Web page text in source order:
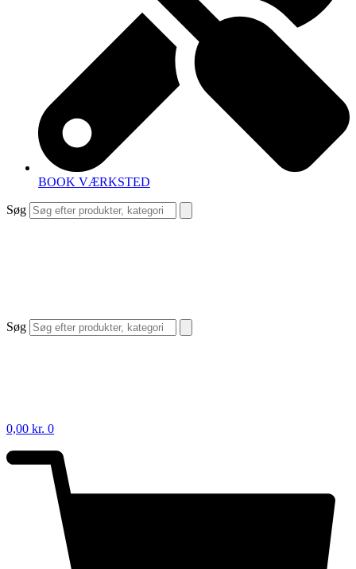
BOOK VÆRKSTED
Søg
Søg
0,00 kr. 0